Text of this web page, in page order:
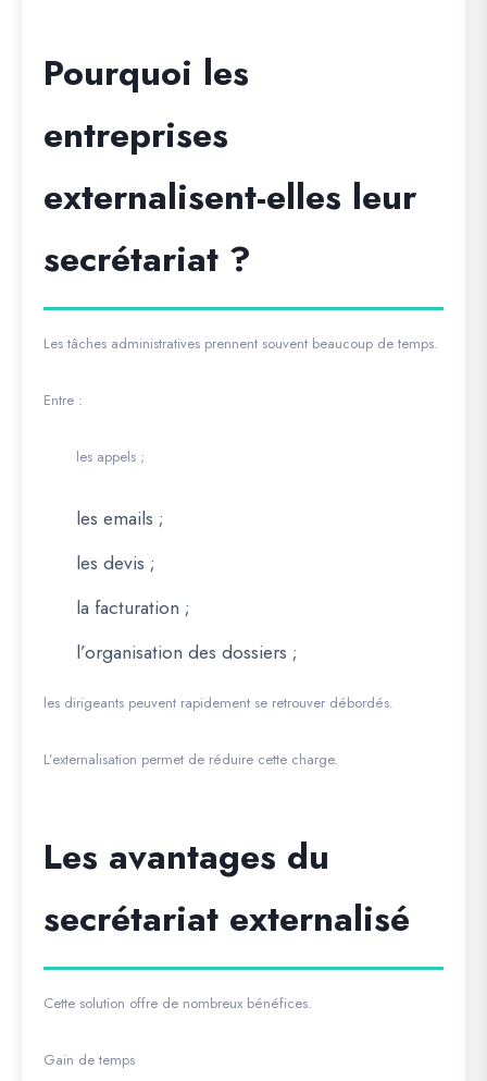
Pourquoi les
entreprises
externalisent-elles leur
secrétariat ?
Les tâches administratives prennent souvent beaucoup de temps.
Entre :
les appels ;
les emails ;
les devis ;
la facturation ;
l’organisation des dossiers ;
les dirigeants peuvent rapidement se retrouver débordés.
L’externalisation permet de réduire cette charge.
Les avantages du
secrétariat externalisé
Cette solution offre de nombreux bénéfices.
Gain de temps